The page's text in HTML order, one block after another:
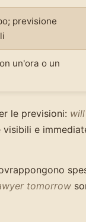
previsione
un'ora o un
le previsioni: will
e
tomorrow